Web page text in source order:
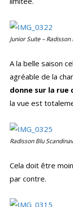
Junior Suite –
A la belle saison
agréable de la
donne sur la rue
la vue est
Radisson Blu
Cela doit être
par contre.